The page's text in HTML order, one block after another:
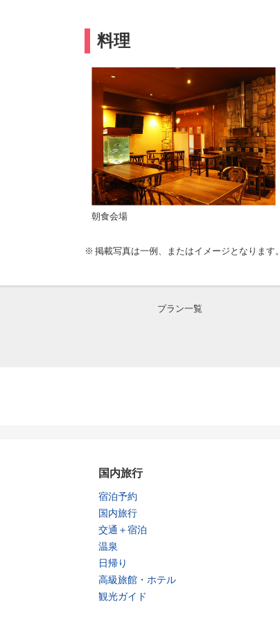
料理
朝食会場
掲載写真は一例、またはイメージとなります。
プラン一覧
国内旅行
宿泊予約
国内旅行
交通＋宿泊
温泉
日帰り
高級旅館・ホテル
観光ガイド